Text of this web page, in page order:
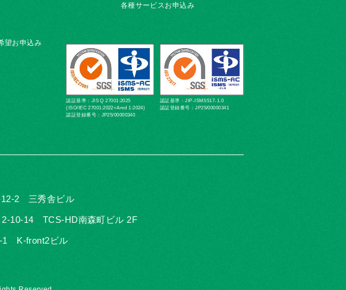
望お申込み
各種サービスお申込み
認証基準：JIS Q 27001:2025
(ISO/IEC 27001:2022+Amd 1:2024)
認証登録番号：JP25/00000340
認証基準：JIP-ISMS517-1.0
認証登録番号：JP25/00000341
12-2 三秀舎ビル
2-10-14 TCS-HD南森町ビル 2F
1 K-front2ビル